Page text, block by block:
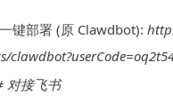
键部署 (原 Clawdbot):
对接飞书